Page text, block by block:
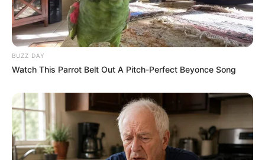
Muito bom e criativo o artesanato aqui exposto,
parabéns.
roberta
pouquinho mais faceis mais amei
danielle há 15 anos
adorei muito e facil! fiz uma pra minha filha!
BUZZ DAY
Watch This Parrot Belt Out A Pitch-Perfect Beyonce Song